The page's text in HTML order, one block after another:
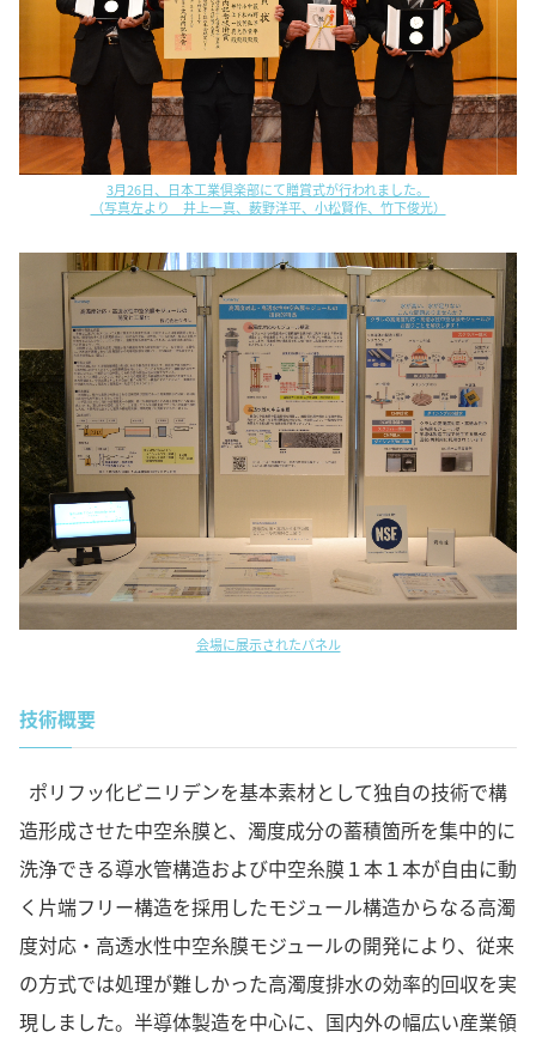
3月26日、日本工業倶楽部にて贈賞式が行われました。
（写真左より 井上一真、薮野洋平、小松賢作、竹下俊光）
会場に展示されたパネル
技術概要
ポリフッ化ビニリデンを基本素材として独自の技術で構
造形成させた中空糸膜と、濁度成分の蓄積箇所を集中的に
洗浄できる導水管構造および中空糸膜１本１本が自由に動
く片端フリー構造を採用したモジュール構造からなる高濁
度対応・高透水性中空糸膜モジュールの開発により、従来
の方式では処理が難しかった高濁度排水の効率的回収を実
現しました。半導体製造を中心に、国内外の幅広い産業領